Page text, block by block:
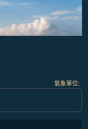
氣象單位: